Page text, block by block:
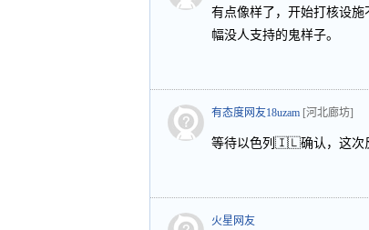
有点像样了，开始打核设
幅没人支持的鬼样子。
有态度网友18uzam [河北廊坊]
等待以色列🇮🇱确认，这次
火星网友